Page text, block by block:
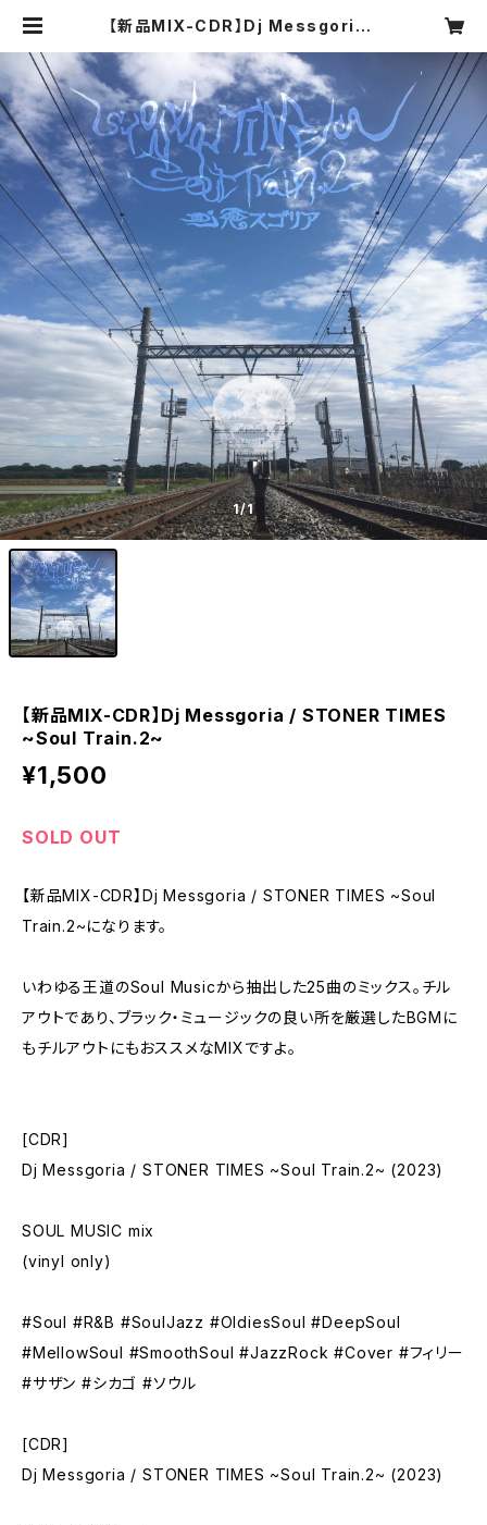
【新品MIX-CDR】Dj Messgoria /
~ | COMPACT DISCO ASIA
1/1
【新品MIX-CDR】Dj Messgoria / STONER TIMES
~Soul Train.2~
¥1,500
SOLD OUT
【新品MIX-CDR】Dj Messgoria / STONER TIMES ~Soul
Train.2~になります。
いわゆる王道のSoul Musicから抽出した25曲のミックス。チル
アウトであり、ブラック・ミュージックの良い所を厳選したBGMに
もチルアウトにもおススメなMIXですよ。
[CDR]
Dj Messgoria / STONER TIMES ~Soul Train.2~ (2023)
SOUL MUSIC mix
(vinyl only)
#Soul #R&B #SoulJazz #OldiesSoul #DeepSoul
#MellowSoul #SmoothSoul #JazzRock #Cover #フィリー
#サザン #シカゴ #ソウル
[CDR]
Dj Messgoria / STONER TIMES ~Soul Train.2~ (2023)